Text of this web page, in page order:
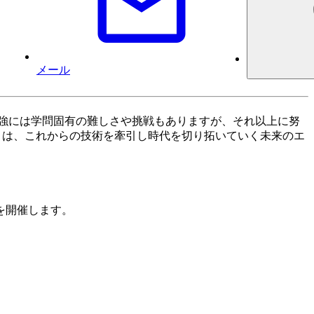
メール
は学問固有の難しさや挑戦もありますが、それ以上に努
、これからの技術を牽引し時代を切り拓いていく未来のエ
開催します。